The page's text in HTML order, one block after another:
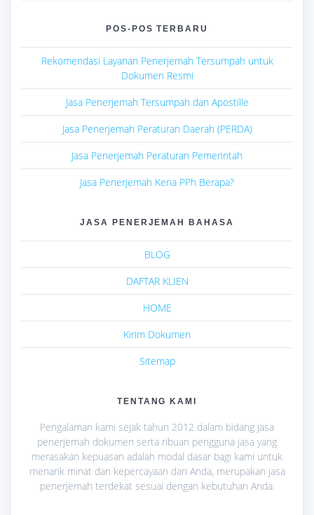
POS-POS TERBARU
Rekomendasi Layanan Penerjemah Tersumpah untuk
Dokumen Resmi
Jasa Penerjemah Tersumpah dan Apostille
Jasa Penerjemah Peraturan Daerah (PERDA)
Jasa Penerjemah Peraturan Pemerintah
Jasa Penerjemah Kena PPh Berapa?
JASA PENERJEMAH BAHASA
BLOG
DAFTAR KLIEN
HOME
Kirim Dokumen
Sitemap
TENTANG KAMI
Pengalaman kami sejak tahun 2012 dalam bidang jasa
penerjemah dokumen serta ribuan pengguna jasa yang
merasakan kepuasan adalah modal dasar bagi kami untuk
menarik minat dan kepercayaan dari Anda, merupakan jasa
penerjemah terdekat sesuai dengan kebutuhan Anda.